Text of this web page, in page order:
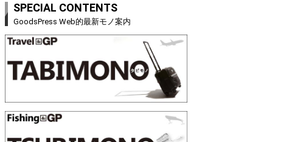
SPECIAL CONTENTS
GoodsPress Web的最新モノ案内